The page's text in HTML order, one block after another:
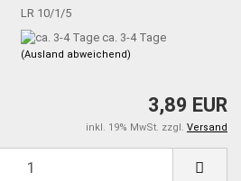
LR 10/1/5
ca. 3-4 Tage
(Ausland abweichend)
3,89 EUR
inkl. 19% MwSt. zzgl. Versand